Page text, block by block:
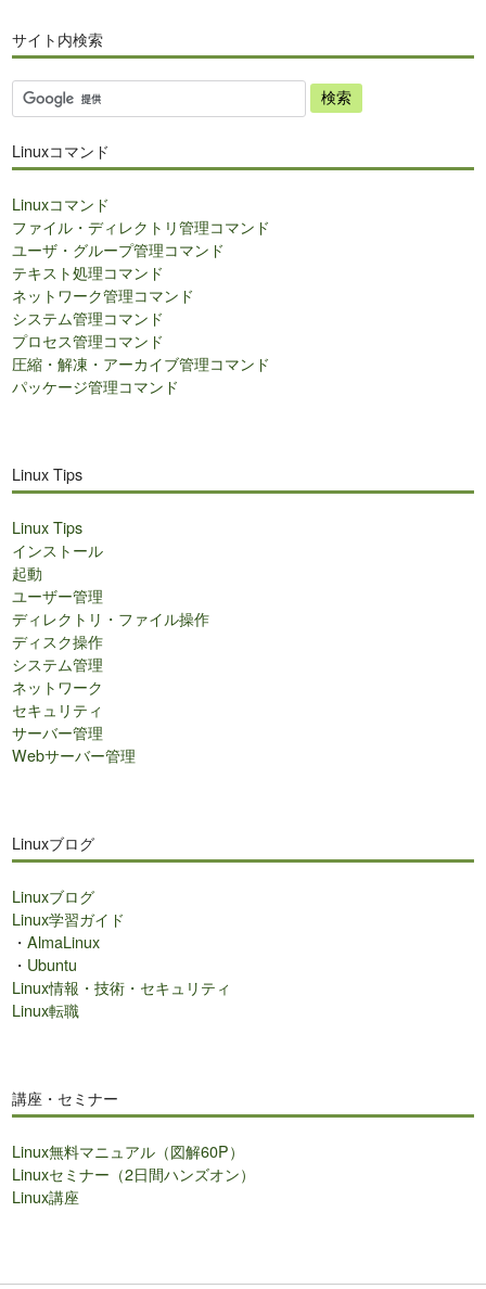
サイト内検索
サ
イ
内
索
Linuxコマンド
Linuxコマンド
ファイル・ディレクトリ管理コマンド
ユーザ・グループ管理コマンド
テキスト処理コマンド
ネットワーク管理コマンド
システム管理コマンド
プロセス管理コマンド
圧縮・解凍・アーカイブ管理コマンド
パッケージ管理コマンド
Linux Tips
Linux Tips
インストール
起動
ユーザー管理
ディレクトリ・ファイル操作
ディスク操作
システム管理
ネットワーク
セキュリティ
サーバー管理
Webサーバー管理
Linuxブログ
Linuxブログ
Linux学習ガイド
・AlmaLinux
・ Ubuntu
Linux情報・技術・セキュリティ
Linux転職
講座・セミナー
Linux無料マニュアル（図解60P）
Linuxセミナー（2日間ハンズオン）
Linux講座